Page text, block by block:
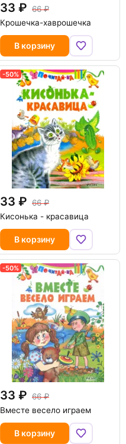
33
66
Крошечка-хаврошечка
В корзину
-50%
33
66
Кисонька - красавица
В корзину
-50%
33
66
Вместе весело играем
В корзину